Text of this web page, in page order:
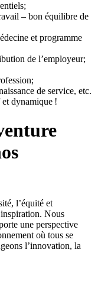
– bon équilibre de
et programme
de l’employeur;
de service, etc.
dynamique !
l’équité et
Nous
une perspective
où tous se
l’innovation, la